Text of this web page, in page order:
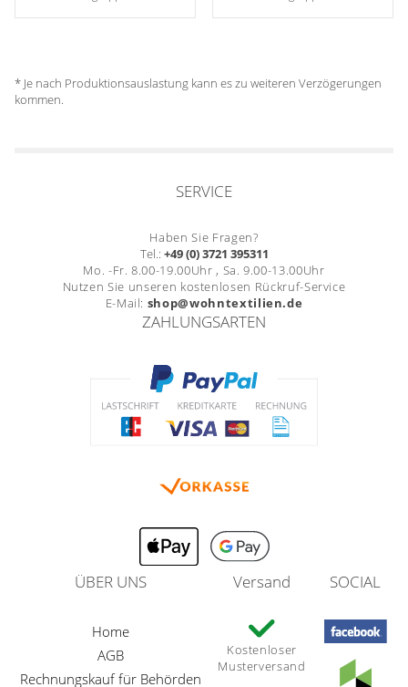
* Je nach Produktionsauslastung kann es zu weiteren Verzögerungen
kommen.
SERVICE
Haben Sie Fragen?
Tel.: +49 (0) 3721 395311
Mo. -Fr. 8.00-19.00Uhr , Sa. 9.00-13.00Uhr
Nutzen Sie unseren kostenlosen Rückruf-Service
E-Mail: shop@wohntextilien.de
ZAHLUNGSARTEN
ÜBER UNS
Home
AGB
Rechnungskauf für Behörden
Versand
Kostenloser
Musterversand
SOCIAL